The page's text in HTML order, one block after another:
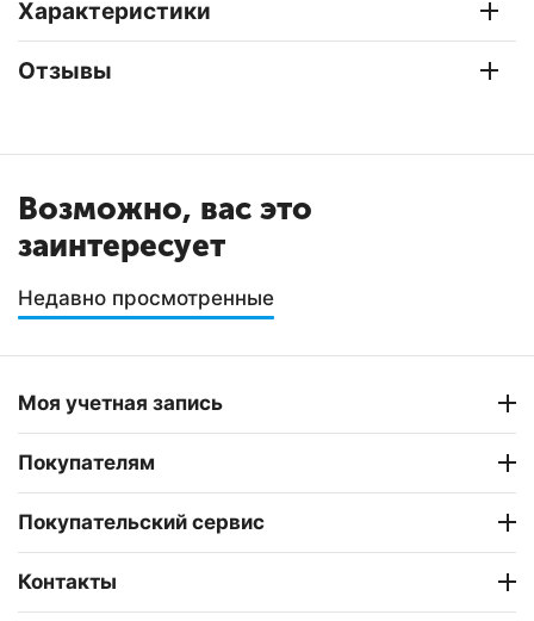
Характеристики
Отзывы
Возможно, вас это
заинтересует
Недавно просмотренные
Моя учетная запись
Покупателям
Покупательский сервис
Контакты